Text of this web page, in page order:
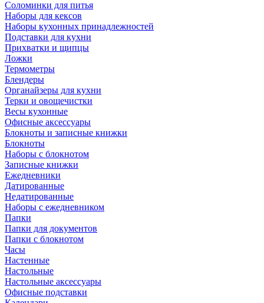
Соломинки для питья
Наборы для кексов
Наборы кухонных принадлежностей
Подставки для кухни
Прихватки и щипцы
Ложки
Термометры
Блендеры
Органайзеры для кухни
Терки и овощечистки
Весы кухонные
Офисные аксессуары
Блокноты и записные книжки
Блокноты
Наборы с блокнотом
Записные книжки
Ежедневники
Датированные
Недатированные
Наборы с ежедневником
Папки
Папки для документов
Папки с блокнотом
Часы
Настенные
Настольные
Настольные аксессуары
Офисные подставки